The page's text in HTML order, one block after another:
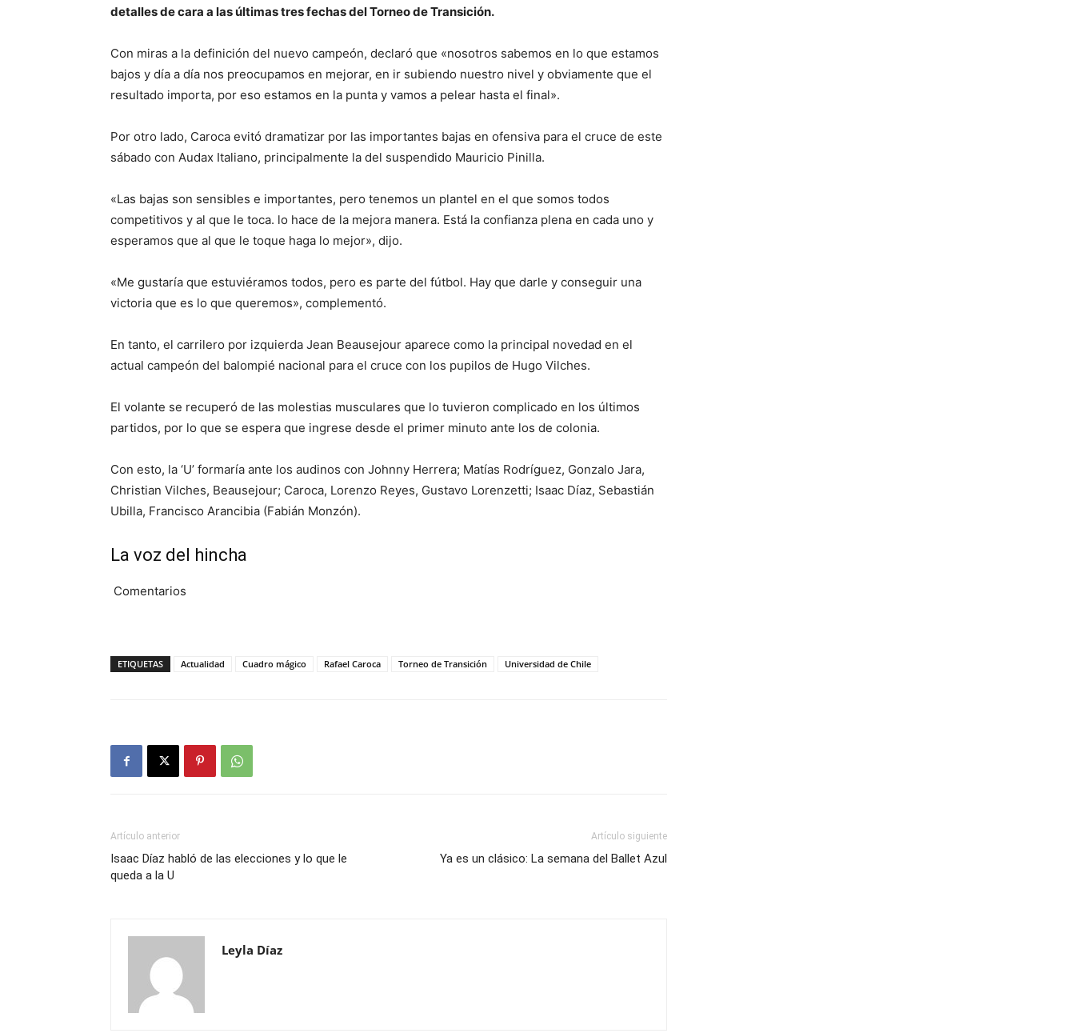
detalles de cara a las últimas tres fechas del Torneo de Transición.
Con miras a la definición del nuevo campeón, declaró que «nosotros sabemos en lo que estamos
bajos y día a día nos preocupamos en mejorar, en ir subiendo nuestro nivel y obviamente que el
resultado importa, por eso estamos en la punta y vamos a pelear hasta el final».
Por otro lado, Caroca evitó dramatizar por las importantes bajas en ofensiva para el cruce de este
sábado con Audax Italiano, principalmente la del suspendido Mauricio Pinilla.
«Las bajas son sensibles e importantes, pero tenemos un plantel en el que somos todos
competitivos y al que le toca. lo hace de la mejora manera. Está la confianza plena en cada uno y
esperamos que al que le toque haga lo mejor», dijo.
«Me gustaría que estuviéramos todos, pero es parte del fútbol. Hay que darle y conseguir una
victoria que es lo que queremos», complementó.
En tanto, el carrilero por izquierda Jean Beausejour aparece como la principal novedad en el
actual campeón del balompié nacional para el cruce con los pupilos de Hugo Vilches.
El volante se recuperó de las molestias musculares que lo tuvieron complicado en los últimos
partidos, por lo que se espera que ingrese desde el primer minuto ante los de colonia.
Con esto, la ‘U’ formaría ante los audinos con Johnny Herrera; Matías Rodríguez, Gonzalo Jara,
Christian Vilches, Beausejour; Caroca, Lorenzo Reyes, Gustavo Lorenzetti; Isaac Díaz, Sebastián
Ubilla, Francisco Arancibia (Fabián Monzón).
La voz del hincha
Comentarios
ETIQUETAS Actualidad Cuadro mágico Rafael Caroca Torneo de Transición Universidad de Chile
Artículo anterior
Isaac Díaz habló de las elecciones y lo que le
queda a la U
Artículo siguiente
Ya es un clásico: La semana del Ballet Azul
Leyla Díaz